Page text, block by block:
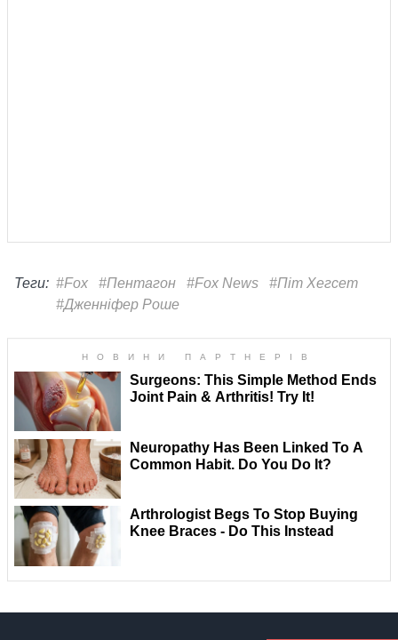
Теги: #Fox #Пентагон #Fox News
#Піт Хегсет
#Дженніфер Роше